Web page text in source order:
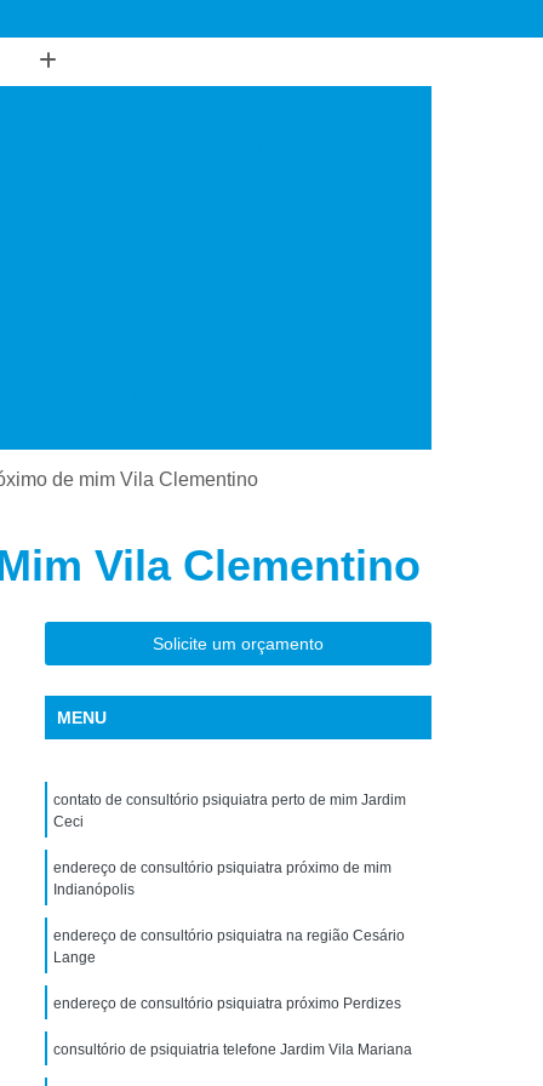
de Uso de Cocaína
de Uso de Drogas Sintéticas
de Uso de álcool
de Uso de Maconha
de Uso de Metanfetamina
de Uso de Substância
de Uso de êxtase
Tratamento de Ansiedade
Tratamento para Ansiedade e Depressão
Interior de São Paulo
Tratamento para Crise de Ansiedade
Transtorno de Ansiedade
de mim Vila Clementino
Vila Clementino
Solicite um orçamento
MENU
contato de consultório psiquiatra perto de mim Jardim
Ceci
endereço de consultório psiquiatra próximo de mim
Indianópolis
endereço de consultório psiquiatra na região Cesário
Lange
endereço de consultório psiquiatra próximo Perdizes
consultório de psiquiatria telefone Jardim Vila Mariana